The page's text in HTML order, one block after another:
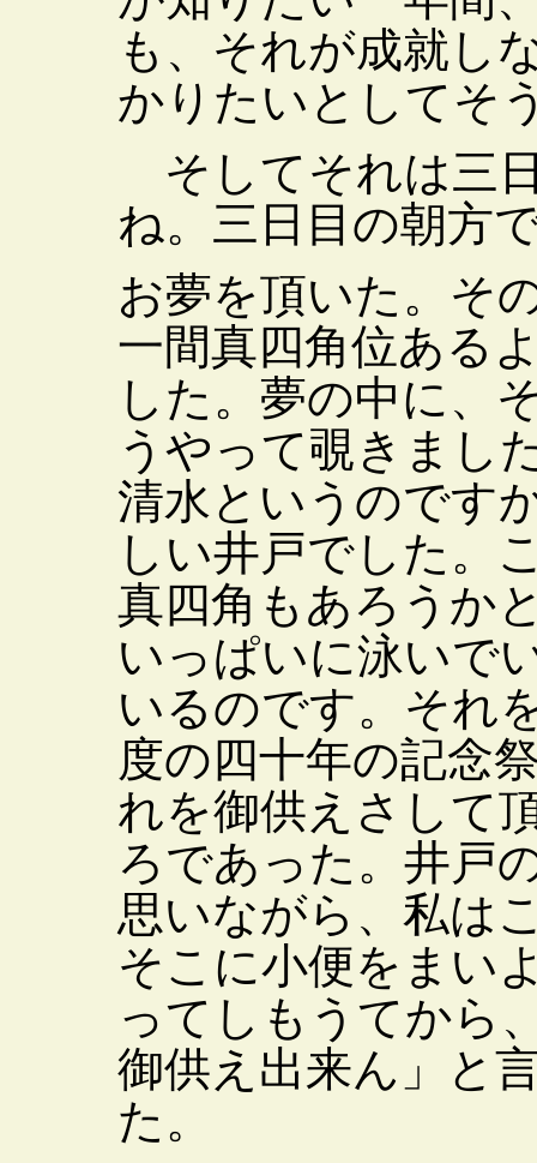
も、それが成就し
かりたいとしてそ
そしてそれは三
ね。三日目の朝方
お夢を頂いた。そ
一間真四角位ある
した。夢の中に、
うやって覗きまし
清水というのです
しい井戸でした。
真四角もあろうか
いっぱいに泳いで
いるのです。それ
度の四十年の記念
れを御供えさして
ろであった。井戸
思いながら、私は
そこに小便をまい
ってしもうてから
御供え出来ん」と
た。